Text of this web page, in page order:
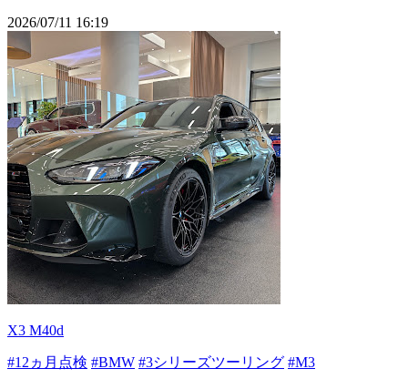
2026/07/11 16:19
X3 M40d
#12ヵ月点検 #BMW #3シリーズツーリング #M3